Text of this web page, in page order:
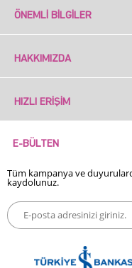
ÖNEMLI BILGILER
HAKKIMIZDA
HIZLI ERIŞIM
E-BÜLTEN
Tüm kampanya ve
kaydolunuz.